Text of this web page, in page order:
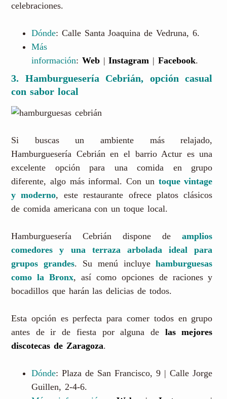
celebraciones.
Dónde: Calle Santa Joaquina de Vedruna, 6.
Más
información: Web|Instagram |Facebook.
3. Hamburguesería Cebrián, opción casual
con sabor local
Si buscas un ambiente más relajado,
Hamburguesería Cebrián en el barrio Actur es una
excelente opción para una comida en grupo
diferente, algo más informal. Con un toque vintage
y moderno, este restaurante ofrece platos clásicos
de comida americana con un toque local.
Hamburguesería Cebrián dispone deamplios
comedores y una terraza arbolada ideal para
grupos grandes. Su menú incluyehamburguesas
como la Bronx, así como opciones de raciones y
bocadillos que harán las delicias de todos.
Esta opción es perfecta para comer todos en grupo
antes de ir de fiesta por alguna de las mejores
discotecas de Zaragoza.
Dónde: Plaza de San Francisco, 9 | Calle Jorge
Guillen, 2-4-6.